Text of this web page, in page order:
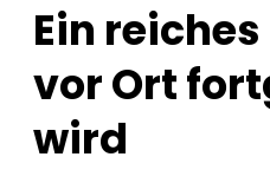
Ein
vor Ort
wird